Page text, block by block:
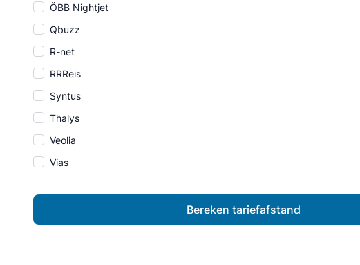
ÖBB Nightjet
Qbuzz
R-net
RRReis
Syntus
Thalys
Veolia
Vias
Bereken tariefafstand